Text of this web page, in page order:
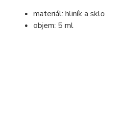
materiál: hliník a sklo
objem: 5 ml